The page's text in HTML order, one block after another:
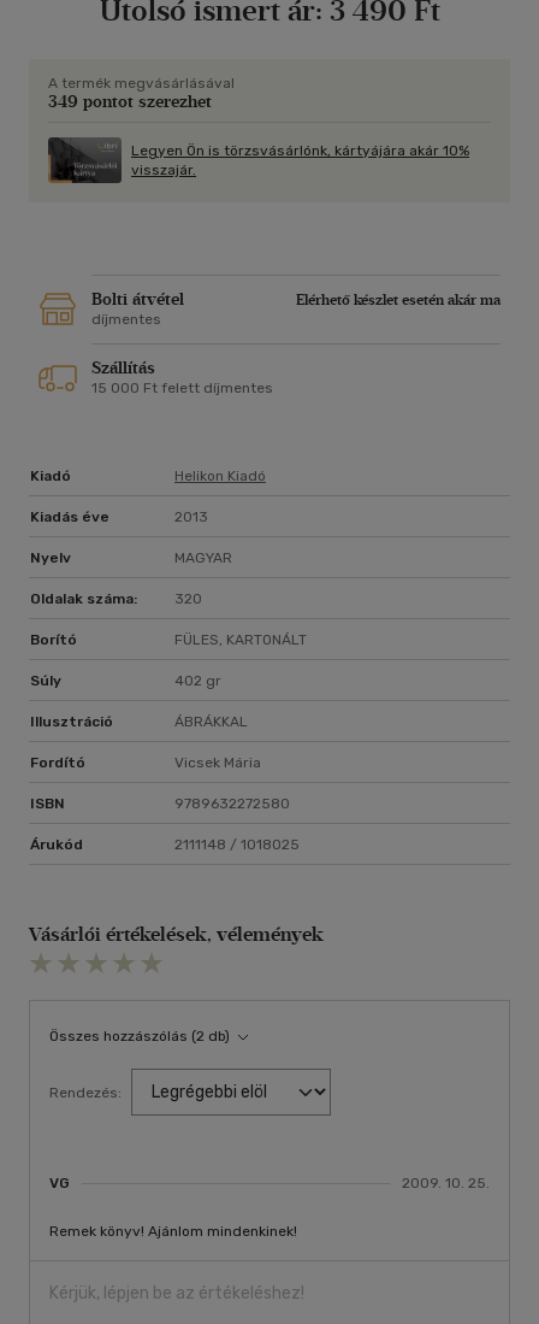
jelent meg először, szintén Vicsek Mária fordításában. Az
azóta eltelt időszakban a könyv megindult a világranglistán.
Utolsó ismert ár: 3 490 Ft
A termék megvásárlásával
349 pontot szerezhet
Legyen Ön is törzsvásárlónk, kártyájára akár 10%
visszajár.
Bolti átvétel
Elérhető készlet esetén akár ma
díjmentes
Szállítás
15 000 Ft felett díjmentes
Kiadó Helikon Kiadó
Kiadás éve 2013
Nyelv MAGYAR
Oldalak száma: 320
Borító FÜLES, KARTONÁLT
Súly 402 gr
Illusztráció ÁBRÁKKAL
Fordító Vicsek Mária
ISBN 9789632272580
Árukód 2111148 / 1018025
Vásárlói értékelések, vélemények
Összes hozzászólás (2 db)
Rendezés:
VG 2009. 10. 25.
Remek könyv! Ajánlom mindenkinek!
Kérjük, lépjen be az értékeléshez!